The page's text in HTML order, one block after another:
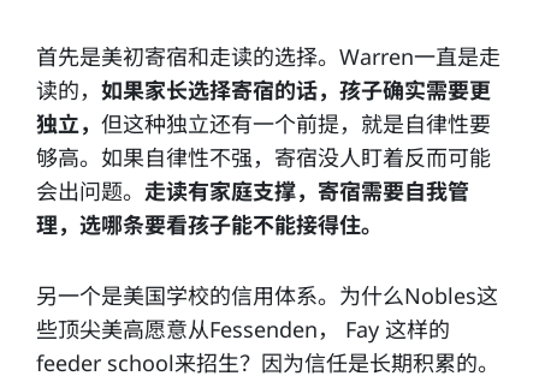
首先是美初寄宿和走读的选择。Warren一直是走
读的， 如果家长选择寄宿的话，孩子确实需要更
独立， 但这种独立还有一个前提，就是自律性要
够高。如果自律性不强，寄宿没人盯着反而可能
会出问题。 走读有家庭支撑，寄宿需要自我管
理，选哪条要看孩子能不能接得住。
另一个是美国学校的信用体系。为什么Nobles这
些顶尖美高愿意从Fessenden， Fay 这样的
feeder school来招生？因为信任是长期积累的。